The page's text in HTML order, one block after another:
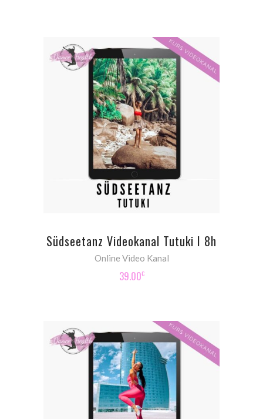
ADD TO CART
Südseetanz Videokanal Tutuki I 8h
Online Video Kanal
39.00€
ADD TO CART